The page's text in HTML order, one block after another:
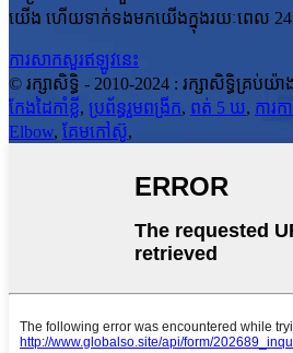
យើង ហើយទាក់ទងមកយើងក្នុងរយៈពេល
ការសាកសួរឥឡូវនេះ
© រក្សាសិទ្ធិ - 2010-2024 : រក្សាសិទ្ធិគ្រប់យ៉ា
កែងដៃកាំខ្លី, ប្រព័ន្ធរួមពង្រីក, ពត់ 5 ឃ, ការ
Elbow, គែមកៅស៊ូ,